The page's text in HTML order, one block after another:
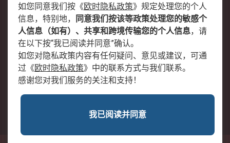
企业集团
全球办事处
关于我们
新闻中心
加入我们
沪公网安备 31011502009054号
如您同意我们按 《欧时隐私政策》 规定处理您的个人
信息，特别地，
同意我们按该等政策处理您的敏感个
人信息（如有）、共享和跨境传输您的个人信息，请
在以下按“我已阅读并同意”确认。
如您对隐私政策内容有任何疑问、意见或建议，可通
过 《欧时隐私政策》 中的联系方式与我们联系。
感谢您对我们服务的关注和支持！
我已阅读并同意